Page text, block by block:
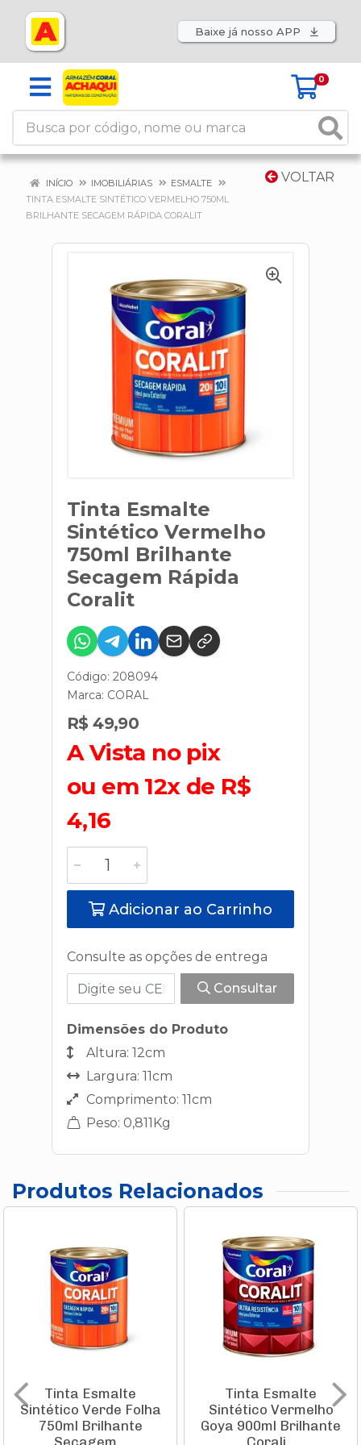
Baixe já nosso APP
0
VOLTAR
INÍCIO IMOBILIÁRIAS
ESMALTE
TINTA ESMALTE SINTÉTICO VERMELHO 750ML
BRILHANTE SECAGEM RÁPIDA CORALIT
Tinta Esmalte
Sintético Vermelho
750ml Brilhante
Secagem Rápida
Coralit
Código: 208094
Marca: CORAL
R$ 49,90
A Vista no pix
ou em 12x de R$
4,16
Adicionar ao Carrinho
Consulte as opções de entrega
Consultar
Dimensões do Produto
Altura: 12cm
Largura: 11cm
Comprimento: 11cm
Peso: 0,811Kg
Produtos Relacionados
Tinta Esmalte
Sintético Verde Folha
750ml Brilhante
Tinta Esmalte
Sintético Vermelho
Goya 900ml Brilhante